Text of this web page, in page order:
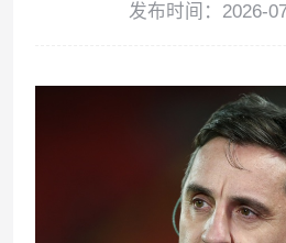
发布时间：2026-